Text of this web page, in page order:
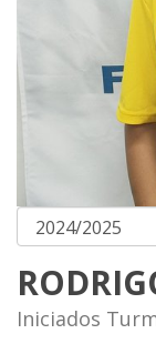
Iniciados